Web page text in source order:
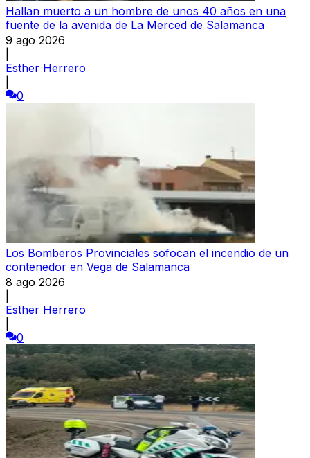
Hallan muerto a un hombre de unos 40 años en una
fuente de la avenida de La Merced de Salamanca
9 ago 2026
Esther Herrero
0
Los Bomberos Provinciales sofocan el incendio de un
contenedor en Vega de Salamanca
8 ago 2026
Esther Herrero
0